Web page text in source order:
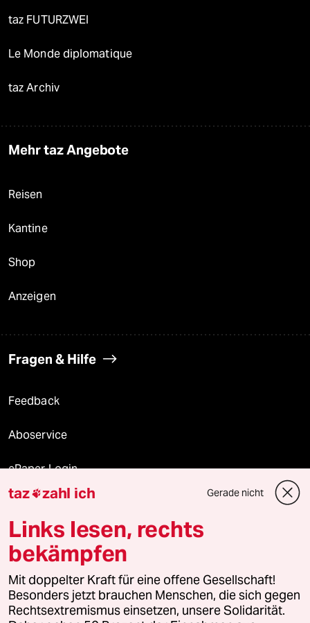
taz FUTURZWEI
Le Monde diplomatique
taz Archiv
Mehr taz Angebote
Reisen
Kantine
Shop
Anzeigen
Fragen & Hilfe
Feedback
Aboservice
ePaper Login
Downloads für Abonnierende
© 2026 taz Verlags und Vertriebs GmbH
Alle Rechte vorbehalten. Bei rechtlichen Fragen oder für Genehmigungen
wenden Sie sich bitte an
lizenzen@taz.de
taz zahl ich Gerade nicht
Links lesen, rechts
bekämpfen
Mit doppelter Kraft für eine offene Gesellschaft!
Besonders jetzt brauchen Menschen, die sich gegen
Rechtsextremismus einsetzen, unsere Solidarität.